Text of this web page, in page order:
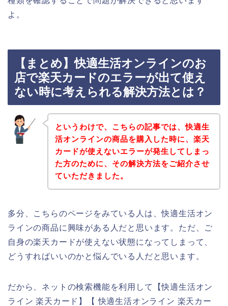
よ。
【まとめ】快適生活オンラインのお
店で楽天カードのエラーが出て使え
ない時に考えられる解決方法とは？
というわけで、こちらの記事では、快適生
活オンラインの商品を購入した時に、楽天
カードが使えないエラーが発生してしまっ
た方のために、その解決方法をご紹介させ
ていただきました。
多分、こちらのページをみている人は、快適生活オン
ラインの商品に興味がある人だと思います。ただ、ご
自身の楽天カードが使えない状態になってしまって、
どうすればいいのかと悩んでいる人だと思います。
だから、ネットの検索機能を利用して【快適生活オン
ライン 楽天カード】【 快適生活オンライン 楽天カー